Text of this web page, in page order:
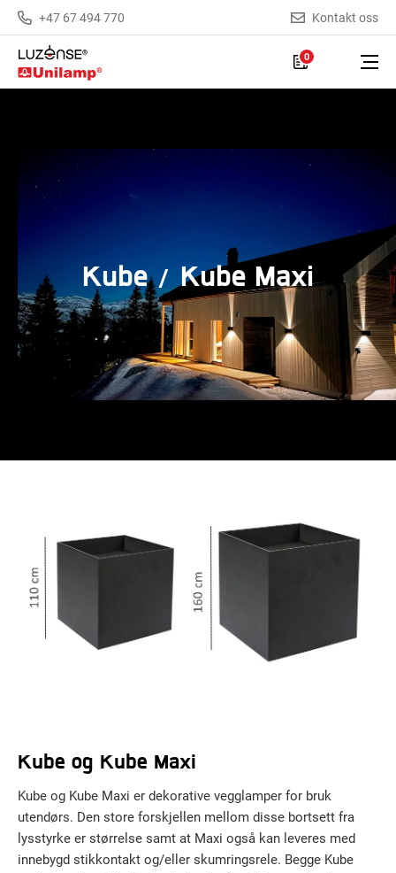
+47 67 494 770 Kontakt oss
0
Kube / Kube Maxi
Kube og Kube Maxi
Kube og Kube Maxi er dekorative vegglamper for bruk
utendørs. Den store forskjellen mellom disse bortsett fra
lysstyrke er størrelse samt at Maxi også kan leveres med
innebygd stikkontakt og/eller skumringsrele. Begge Kube